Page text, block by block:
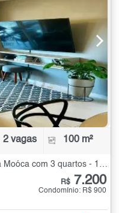
2 vagas 100 m²
Apartamento para Alugar no Alto da Moóca com 3 quartos - 100 m²
R$ 7.200
Condomínio: R$ 900